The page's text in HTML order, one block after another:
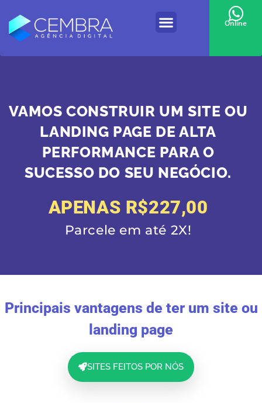
Online
VAMOS CONSTRUIR UM SITE OU
LANDING PAGE DE ALTA
PERFORMANCE PARA O
SUCESSO DO SEU NEGÓCIO.
APENAS R$227,00
Parcele em até 2X!
Principais vantagens de ter um site ou
landing page
SITES FEITOS POR NÓS